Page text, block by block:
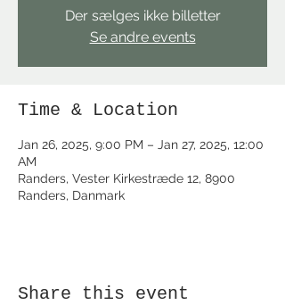
Der sælges ikke billetter
Se andre events
Time & Location
Jan 26, 2025, 9:00 PM – Jan 27, 2025, 12:00
AM
Randers, Vester Kirkestræde 12, 8900
Randers, Danmark
Share this event